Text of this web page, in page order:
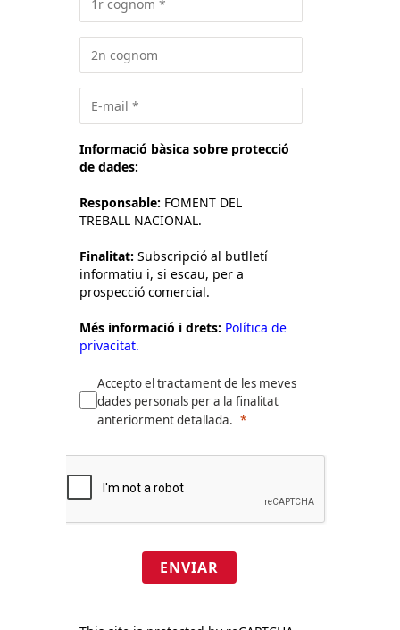
Informació bàsica sobre protecció
de dades:
Responsable: FOMENT DEL
TREBALL NACIONAL.
Finalitat: Subscripció al butlletí
informatiu i, si escau, per a
prospecció comercial.
Més informació i drets: Política de
privacitat.
Accepto el tractament de les meves
dades personals per a la finalitat
anteriorment detallada.
ENVIAR